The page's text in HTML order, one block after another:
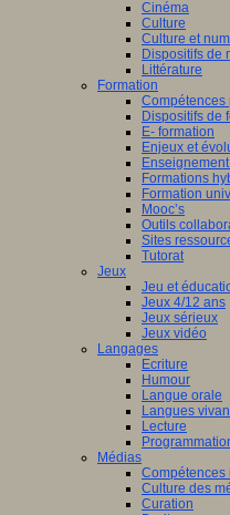
Cinéma
Culture
Culture et
Dispositifs de
Littérature
Formation
Compétences
Dispositifs de
E- formation
Enjeux et
Formations
Formation
Mooc’s
Outils
Sites
Tutorat
Jeux
Jeu et
Jeux 4/12 ans
Jeux sérieux
Jeux vidéo
Langages
Ecriture
Humour
Langue orale
Langues
Lecture
Médias
Compétences
Culture des
Curation